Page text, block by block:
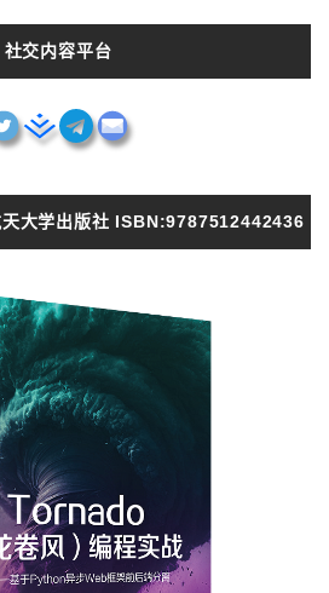
社交内容平台
大学出版社 ISBN:9787512442436